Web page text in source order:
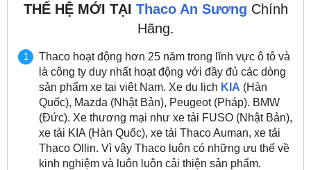
THẾ HỆ MỚI TẠI Thaco An Sương Chính
Hãng.
Thaco hoạt động hơn 25 năm trong lĩnh vực ô tô và
là công ty duy nhất hoạt động với đầy đủ các dòng
sản phẩm xe tại việt Nam. Xe du lịch KIA (Hàn
Quốc), Mazda (Nhật Bản), Peugeot (Pháp). BMW
(Đức). Xe thương mại như xe tải FUSO (Nhật Bản),
xe tải KIA (Hàn Quốc), xe tải Thaco Auman, xe tải
Thaco Ollin. Vì vậy Thaco luôn có những ưu thế về
kinh nghiệm và luôn luôn cải thiện sản phẩm.